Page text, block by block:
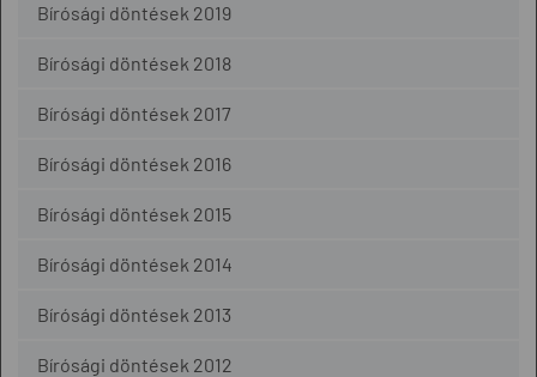
Bírósági döntések 2019
Bírósági döntések 2018
Bírósági döntések 2017
Bírósági döntések 2016
Bírósági döntések 2015
Bírósági döntések 2014
Bírósági döntések 2013
Bírósági döntések 2012